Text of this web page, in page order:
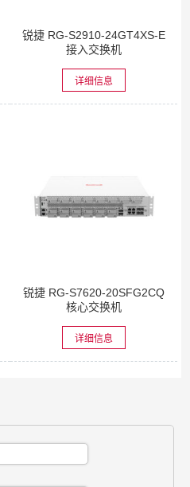
锐捷 RG-S2910-24GT4XS-E
接入交换机
详细信息
锐捷 RG-S7620-20SFG2CQ
核心交换机
详细信息